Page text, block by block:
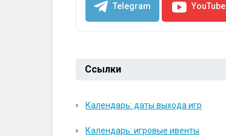
Telegram YouTube
Ссылки
Календарь: даты выхода игр
Календарь: игровые ивенты